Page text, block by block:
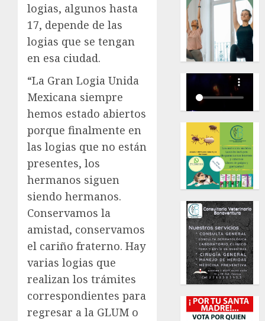
logias, algunos hasta
17, depende de las
logias que se tengan
en esa ciudad.
“La Gran Logia Unida
Mexicana siempre
hemos estado abiertos
porque finalmente en
las logias que no están
presentes, los
hermanos siguen
siendo hermanos.
Conservamos la
amistad, conservamos
el cariño fraterno. Hay
varias logias que
realizan los trámites
correspondientes para
regresar a la GLUM o